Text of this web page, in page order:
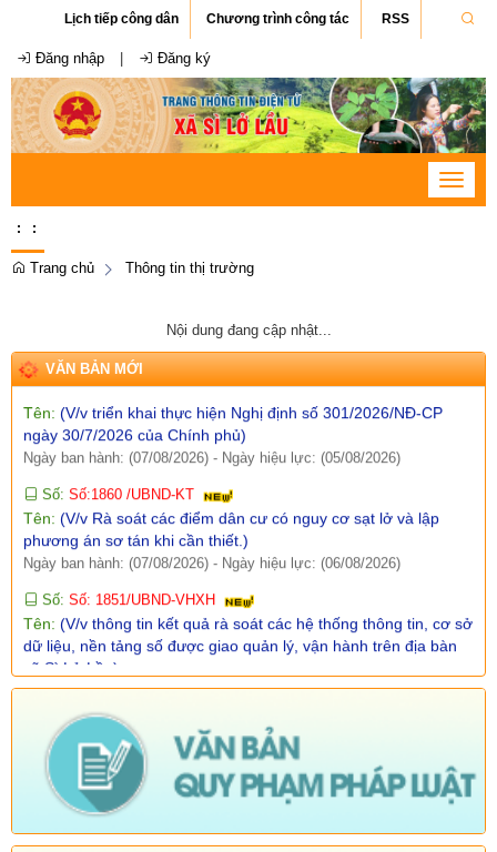
Lịch tiếp công dân Chương trình công tác RSS
Đăng nhập Đăng ký
Toggle
: :
Trang chủ Thông tin thị trường
Nội dung đang cập nhật...
VĂN BẢN MỚI
Số:Số:1862 /KH-UBND
Tên:(KẾ HOẠCH Tuyên truyền ứng dụng khoa học, công nghệ
và đổi mới sáng tạo trên địa bàn xã Sì Lở Lầu giai đoạn 2026 -
Ngày ban hành: (07/08/2026) -Ngày hiệu lực: (06/08/2026)
Tên:(BÁO CÁO Kết quả rà soát, đề xuất điều chỉnh dự toán
Ngày ban hành: (07/08/2026) -Ngày hiệu lực: (05/08/2026)
Số:Số: 1858/UBND-VP
ngày 30/7/2026 của Chính phủ)
Ngày ban hành: (07/08/2026) -Ngày hiệu lực: (05/08/2026)
Tên:(V/v Rà soát các điểm dân cư có nguy cơ sạt lở và lập
phương án sơ tán khi cần thiết.)
Ngày ban hành: (07/08/2026) -Ngày hiệu lực: (06/08/2026)
Tên:(V/v thông tin kết quả rà soát các hệ thống thông tin, cơ sở
dữ liệu, nền tảng số được giao quản lý, vận hành trên địa bàn
xã Sì Lở Lầu)
Ngày ban hành: (06/08/2026) -Ngày hiệu lực: (05/08/2026)
Số: 511/QĐ-BBT
Tên:(QUYẾT ĐỊNH Về việc ban hành Quy chế tổ chức và hoạt
động của Trang thông tin điện tử xã Sì Lở Lầu)
Ngày ban hành: (06/08/2026) -Ngày hiệu lực: (05/08/2026)
Số:1844 /KH-UBND
Tên:(KẾ HOẠCH Truyền thông hưởng ứng Tuần lễ Thế giới